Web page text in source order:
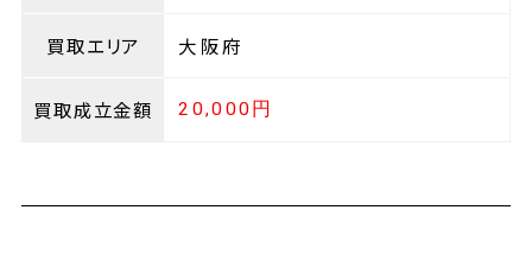
買取エリア 大阪府
買取成立金額 20,000